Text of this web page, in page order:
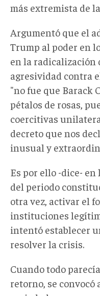
más extremista de
Argumentó que el
Trump al poder en
en la radicalización
agresividad contra
"no fue que Barack
pétalos de rosas,
coercitivas
decreto que nos
inusual y
Es por ello -dice-
del periodo
otra vez, activar el
instituciones
intentó establecer
resolver la crisis.
Cuando todo
retorno, se convocó